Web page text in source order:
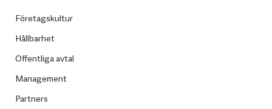
Företagskultur
Hållbarhet
Offentliga avtal
Management
Partners